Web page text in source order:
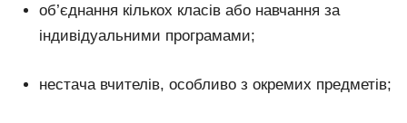
об’єднання кількох класів або навчання за
індивідуальними програмами;
нестача вчителів, особливо з окремих предметів;